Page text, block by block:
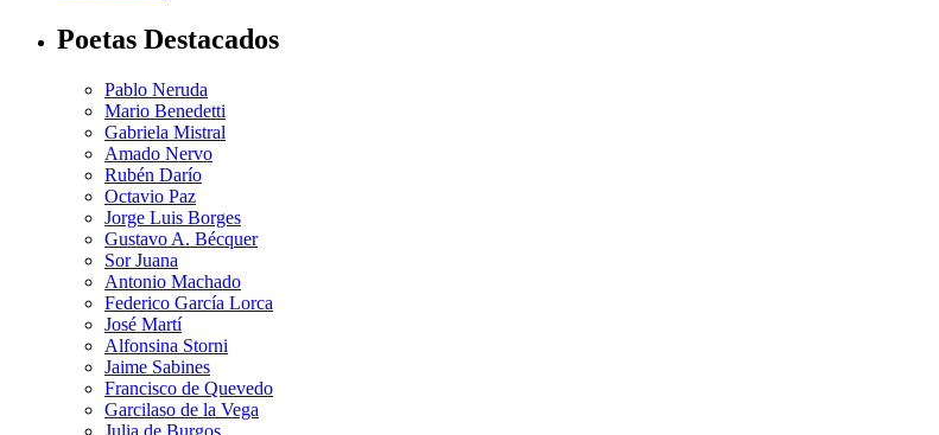
Poetas Destacados
Pablo Neruda
Mario Benedetti
Gabriela Mistral
Amado Nervo
Rubén Darío
Octavio Paz
Jorge Luis Borges
Gustavo A. Bécquer
Sor Juana
Antonio Machado
Federico García Lorca
José Martí
Alfonsina Storni
Jaime Sabines
Francisco de Quevedo
Garcilaso de la Vega
Julia de Burgos